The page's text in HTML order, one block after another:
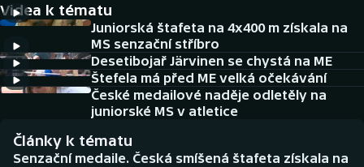
Cyklistika
DALŠÍ SPORTY
Americký fotbal
Baseball a softbal
NEPŘEHLÉDNĚTE
Soutěže
Videa k tématu
Juniorská štafeta na 4x400 m získala na
MS senzační stříbro
Desetibojař Järvinen se chystá na ME
Štefela má před ME velká očekávání
České medailové naděje odletěly na
juniorské MS v atletice
Články k tématu
Senzační medaile. Česká smíšená štafeta získala na